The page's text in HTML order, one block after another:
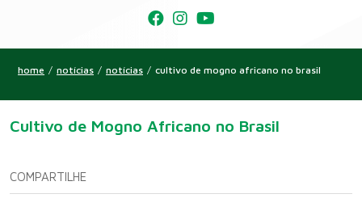
home / notícias / notícias / cultivo de mogno africano no brasil
Cultivo de Mogno Africano no Brasil
COMPARTILHE